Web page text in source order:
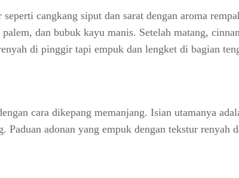
cangkang siput dan sarat dengan aroma
palem, dan bubuk kayu manis. Setelah matang,
di pinggir tapi empuk dan lengket di bagian
cara dikepang memanjang. Isian utamanya
Paduan adonan yang empuk dengan tekstur renyah